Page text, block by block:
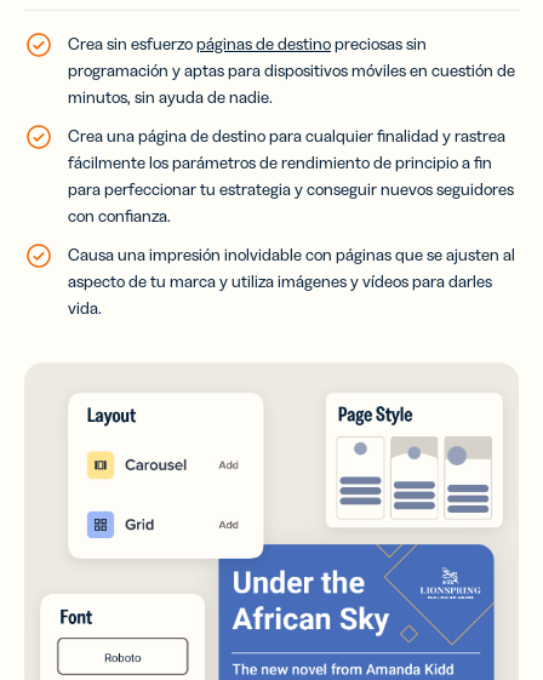
Crea sin esfuerzopáginas de destinopreciosas sin
programación y aptas para dispositivos móviles en cuestión de
minutos, sin ayuda de nadie.
Crea una página de destino para cualquier finalidad y rastrea
fácilmente los parámetros de rendimiento de principio a fin
para perfeccionar tu estrategia y conseguir nuevos seguidores
con confianza.
Causa una impresión inolvidable con páginas que se ajusten al
aspecto de tu marca y utiliza imágenes y vídeos para darles
vida.